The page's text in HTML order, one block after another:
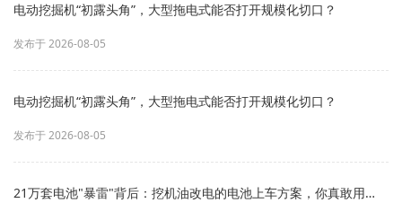
电动挖掘机“初露头角”，大型拖电式能否打开规模化切口？
发布于 2026-08-05
电动挖掘机“初露头角”，大型拖电式能否打开规模化切口？
发布于 2026-08-05
21万套电池"暴雷"背后：挖机油改电的电池上车方案，你真敢用